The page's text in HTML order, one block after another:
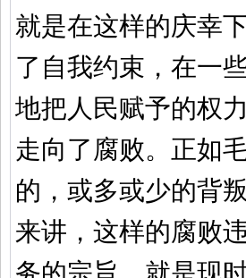
就是在这样的庆幸
了自我约束，在一
地把人民赋予的权
走向了腐败。正如
的，或多或少的背
来讲，这样的腐败
务的宗旨，就是现